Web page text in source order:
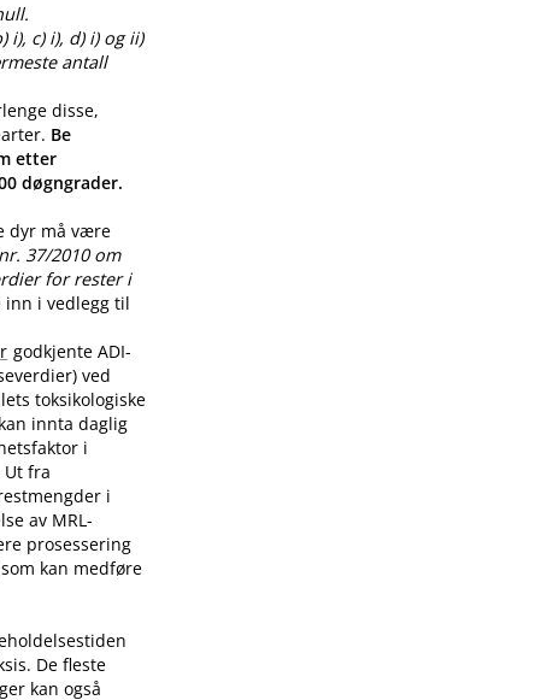
c) i), d) i) og ii)
antall
disse,
Be
etter
døgngrader.
dyr må være
37/2010 om
for rester i
inn i vedlegg til
godkjente ADI-
ved
toksikologiske
innta daglig
i
fra
i
av MRL-
prosessering
kan medføre
De fleste
kan også